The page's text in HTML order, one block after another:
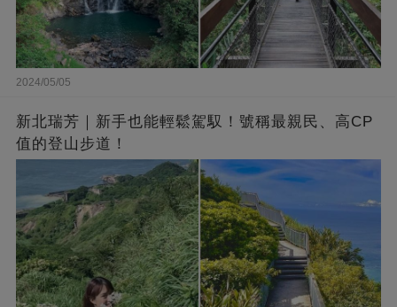
2024/05/05
新北瑞芳｜新手也能輕鬆駕馭！號稱最親民、高CP
值的登山步道！